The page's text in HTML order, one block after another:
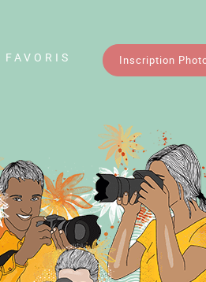
FAVORIS Inscription